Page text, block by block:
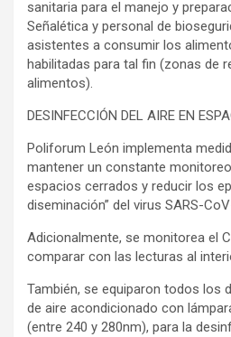
sanitaria para el manejo y
Señalética y personal de
asistentes a consumir los
habilitadas para tal fin (zonas de
alimentos).
DESINFECCIÓN DEL AIRE EN
Poliforum León implementa
mantener un constante
espacios cerrados y reducir los
diseminación” del virus SARS-
Adicionalmente, se monitorea el
comparar con las lecturas al
También, se equiparon todos los
de aire acondicionado con
(entre 240 y 280nm), para la